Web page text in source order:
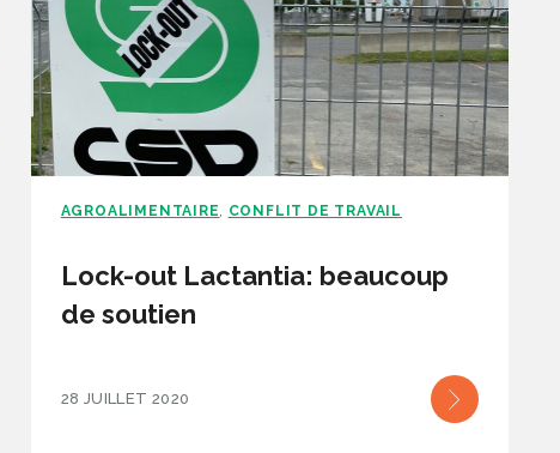
AGROALIMENTAIRE CONFLIT DE TRAVAIL
Lock-out Lactantia: beaucoup
de soutien
28 JUILLET 2020